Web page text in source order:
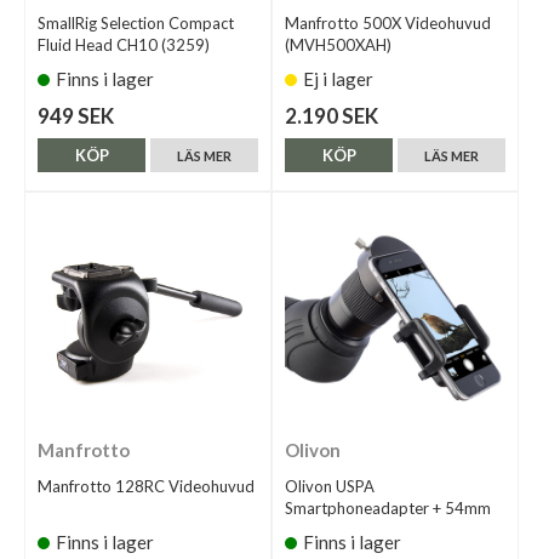
SmallRig Selection Compact
Fluid Head CH10 (3259)
Finns i lager
949 SEK
LÄS MER
KÖP
Manfrotto 500X Videohuvud
(MVH500XAH)
Ej i lager
2.190 SEK
LÄS MER
KÖP
Manfrotto
Manfrotto 128RC Videohuvud
Finns i lager
Olivon
Olivon USPA
Smartphoneadapter + 54mm
Finns i lager